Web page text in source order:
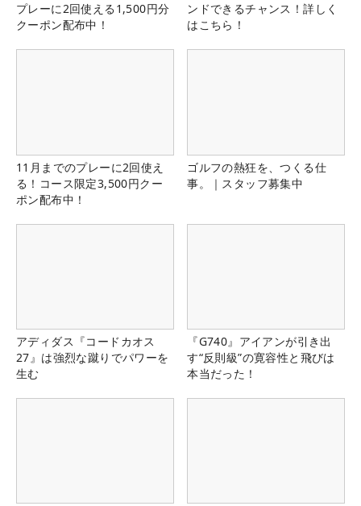
プレーに2回使える1,500円分
クーポン配布中！
ンドできるチャンス！詳しく
はこちら！
11月までのプレーに2回使え
る！コース限定3,500円クー
ポン配布中！
ゴルフの熱狂を、つくる仕
事。｜スタッフ募集中
アディダス『コードカオス
27』は強烈な蹴りでパワーを
生む
『G740』アイアンが引き出
す“反則級”の寛容性と飛びは
本当だった！